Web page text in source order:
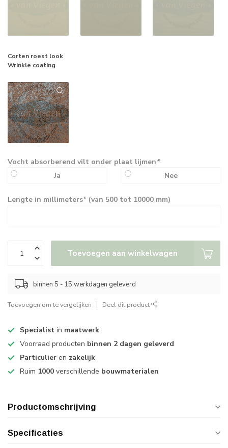
Corten roest look
Wrinkle coating
Vocht absorberend vilt onder plaat lijmen*
Ja
Nee
Lengte in millimeters* (van 500 tot 10000 mm)
Toevoegen aan winkelwagen
binnen 5 - 15 werkdagen geleverd
Toevoegen om te vergelijken Deel dit product
Specialist in maatwerk
Voorraad producten binnen 2 dagen geleverd
Particulier en zakelijk
Ruim 1000 verschillende bouwmaterialen
Productomschrijving
Specificaties